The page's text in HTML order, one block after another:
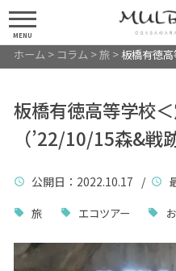
MENU
ホーム > コラム >旅> 板橋有徳
板橋有徳高等学校
（’22/10/15森&戦
公開日 ：2022.10.17 /
旅 エコツアー